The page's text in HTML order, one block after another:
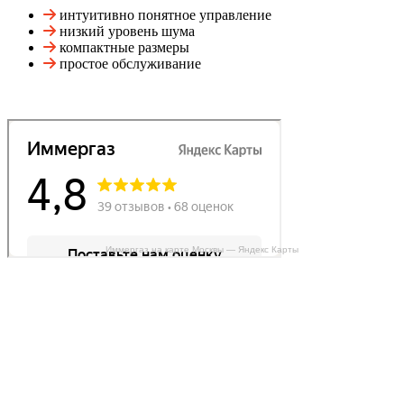
интуитивно понятное управление
низкий уровень шума
компактные размеры
простое обслуживание
Иммергаз на карте Москвы — Яндекс Карты